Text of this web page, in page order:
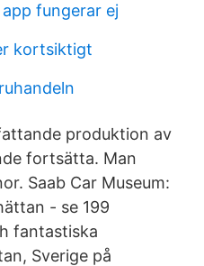
fungerar ej
kortsiktigt
produktion av
fortsätta. Man
Saab Car Museum:
- se 199
fantastiska
Sverige på